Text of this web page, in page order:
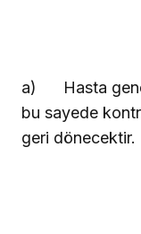
a)
Hasta
bu sayede
geri dönecektir.